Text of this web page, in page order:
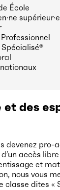
École
supérieur·e
des
devenez pro-
accès
et
nous vous
classe dites «